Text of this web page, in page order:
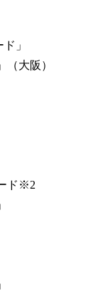
」
大阪）
ド※2